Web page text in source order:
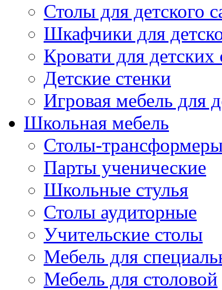
Столы для детского
Шкафчики для
Кровати для детских
Детские стенки
Игровая мебель для
Школьная мебель
Столы-
Парты ученические
Школьные стулья
Столы аудиторные
Учительские столы
Мебель для
Мебель для столовой